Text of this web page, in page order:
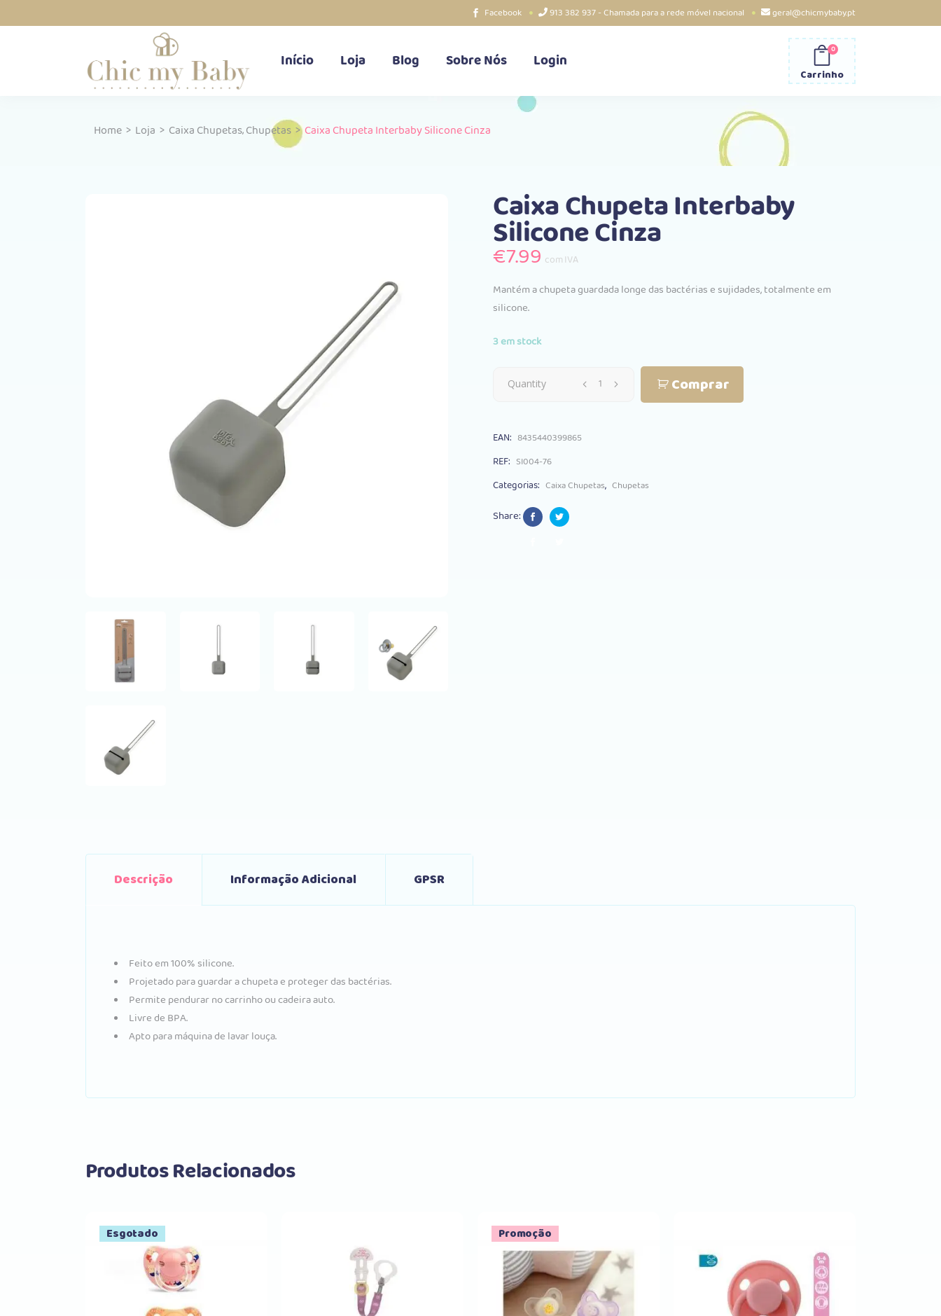
Facebook 913 382 937 - Chamada para a rede móvel nacional geral@chicmybaby.pt
Início Loja Blog Sobre Nós Login
Carrinho
0
Home > Loja > Caixa Chupetas,Chupetas >Caixa Chupeta Interbaby Silicone Cinza
Caixa Chupeta Interbaby
Silicone Cinza
€7.99 com IVA
Mantém a chupeta guardada longe das bactérias e sujidades, totalmente em
silicone.
3 em stock
Caixa
Interbaby
Cinza
Quantity Comprar
EAN: 8435440399865
REF: SI004-76
Categorias: Caixa Chupetas, Chupetas
Share:
Descrição Informação Adicional GPSR
Feito em 100% silicone.
Projetado para guardar a chupeta e proteger das bactérias.
Permite pendurar no carrinho ou cadeira auto.
Livre de BPA.
Apto para máquina de lavar louça.
Produtos Relacionados
Esgotado
Comprar Comprar
Promoção
Comprar Comprar